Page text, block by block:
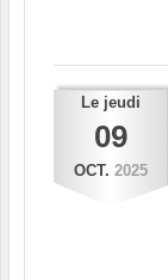
Le jeudi
09
OCT. 2025